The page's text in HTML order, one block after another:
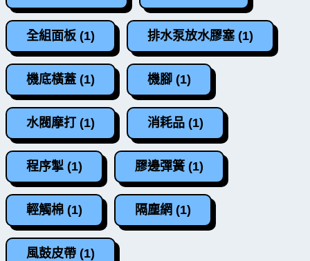
全組面板 (1) 排水泵放水膠塞 (1)
機底橫蓋 (1) 機腳 (1)
水閥摩打 (1) 消耗品 (1)
程序掣 (1) 膠邊彈簧 (1)
輕觸棉 (1) 隔塵網 (1)
風鼓皮帶 (1)